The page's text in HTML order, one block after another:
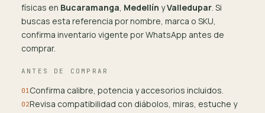
físicas en Bucaramanga, Medellín yValledupar. Si
buscas esta referencia por nombre, marca o SKU,
confirma inventario vigente por WhatsApp antes de
comprar.
ANTES DE COMPRAR
01Confirma calibre, potencia y accesorios incluidos.
02Revisa compatibilidad con diábolos, miras, estuche y